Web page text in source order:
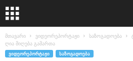
მთავარი ვიდეორეპორტაჟი საზოგადოება
ღია მიღება გამართა
ᲕᲘᲓᲔᲝᲠᲔᲞᲝᲠᲢᲐᲟᲘ ᲡᲐᲖᲝᲒᲐᲓᲝᲔᲑᲐ